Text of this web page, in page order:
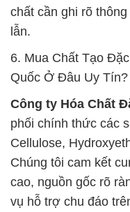
chất cần ghi rõ
lẫn.
6. Mua Chất Tạo
Quốc Ở Đâu Uy Tín?
Công ty Hóa Chất
phối chính thức các
Cellulose,
Chúng tôi cam kết
cao, nguồn gốc rõ
vụ hỗ trợ chu đáo